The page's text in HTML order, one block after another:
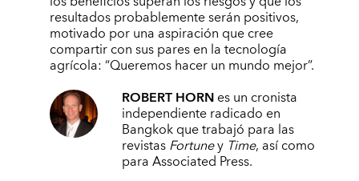
resultados probablemente serán positivos,
motivado por una aspiración que cree
compartir con sus pares en la tecnología
agrícola: “Queremos hacer un mundo mejor”.
ROBERT HORNes un cronista
independiente radicado en
Bangkok que trabajó para las
revistasFortuneyTime, así como
para Associated Press.